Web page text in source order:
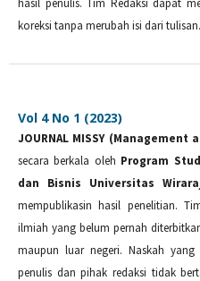
hasil penulis. Tim Redaksi dapat
koreksi tanpa merubah isi dari tulisan.
Vol 4 No 1 (2023)
JOURNAL MISSY
secara berkala oleh Program
dan Bisnis Universitas
mempublikasin hasil penelitian.
ilmiah yang belum pernah
maupun luar negeri. Naskah
penulis dan pihak redaksi tidak